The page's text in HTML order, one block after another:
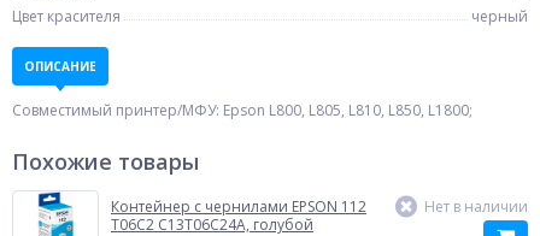
Цвет красителя
черный
ОПИСАНИЕ
Совместимый принтер/МФУ: Epson L800, L805, L810, L850, L1800;
Похожие товары
Контейнер с чернилами EPSON 112
T06C2 C13T06C24A, голубой
Нет в наличии